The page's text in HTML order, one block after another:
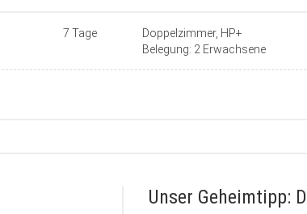
7 Tage
Doppelzimmer, HP+
Belegung: 2 Erwachsene
Unser Geheimtipp: